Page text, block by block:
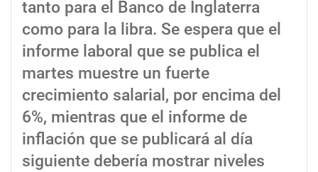
tanto para el Banco de Inglaterra
como para la libra. Se espera que el
informe laboral que se publica el
martes muestre un fuerte
crecimiento salarial, por encima del
6%, mientras que el informe de
inflación que se publicará al día
siguiente debería mostrar niveles